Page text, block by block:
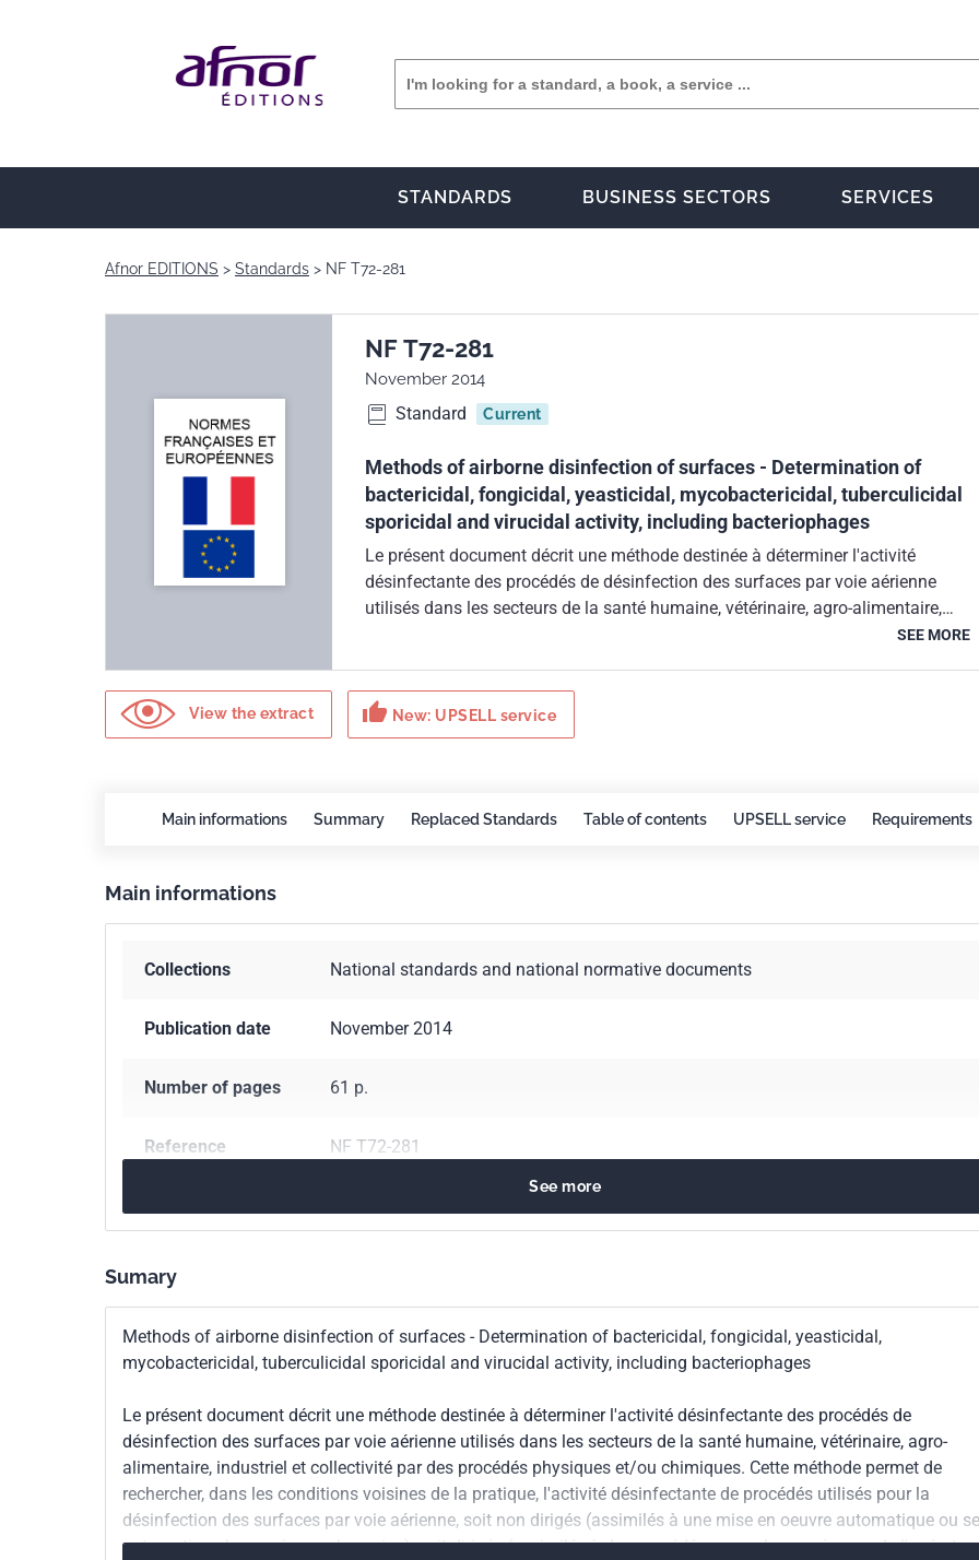
STANDARDS BUSINESS SECTORS SERVICES
Afnor EDITIONS Standards NF T72-281
NF T72-281
November 2014
Standard Current
Methods of airborne disinfection of surfaces - Determination of
bactericidal, fongicidal, yeasticidal, mycobactericidal, tuberculicidal
sporicidal and virucidal activity, including bacteriophages
Le présent document décrit une méthode destinée à déterminer l'activité
désinfectante des procédés de désinfection des surfaces par voie aérienne
utilisés dans les secteurs de la santé humaine, vétérinaire, agro-alimentaire,
industriel et collectivité par des procédés physiques et/ou chimiques.Cette
l'activité désinfectante de procédés utilisés pour la désinfection des surfaces par
voie aérienne, soit non dirigés (assimilés à une mise en oeuvre automatique ou
semi-automatique hors présence humaine), soit dirigés (assimilés à des procédés
SEE MORE
View the extract thumb_up New: UPSELL service
Main informations Summary Replaced Standards Table of contents UPSELL service Requirements
Main informations
Collections National standards and national normative documents
Publication date November 2014
Number of pages 61 p.
Reference NF T72-281
index
See more
Sumary
Methods of airborne disinfection of surfaces - Determination of bactericidal, fongicidal, yeasticidal,
mycobactericidal, tuberculicidal sporicidal and virucidal activity, including bacteriophages
Le présent document décrit une méthode destinée à déterminer l'activité désinfectante des procédés de
désinfection des surfaces par voie aérienne utilisés dans les secteurs de la santé humaine, vétérinaire, agro-
alimentaire, industriel et collectivité par des procédés physiques et/ou chimiques. Cette méthode permet de
rechercher, dans les conditions voisines de la pratique, l'activité désinfectante de procédés utilisés pour la
désinfection des surfaces par voie aérienne, soit non dirigés (assimilés à une mise en oeuvre automatique ou
automatique hors présence humaine), soit dirigés (assimilés à des procédés manuels en présence de